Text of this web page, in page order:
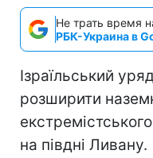
Не трать время
РБК-Украина в
Ізраїльський
розширити
на півдні Ливану.